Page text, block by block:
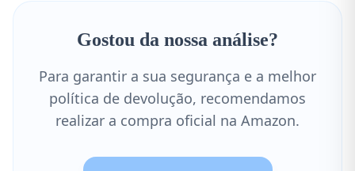
Gostou da nossa análise?
Para garantir a sua segurança e a melhor
política de devolução, recomendamos
realizar a compra oficial na Amazon.